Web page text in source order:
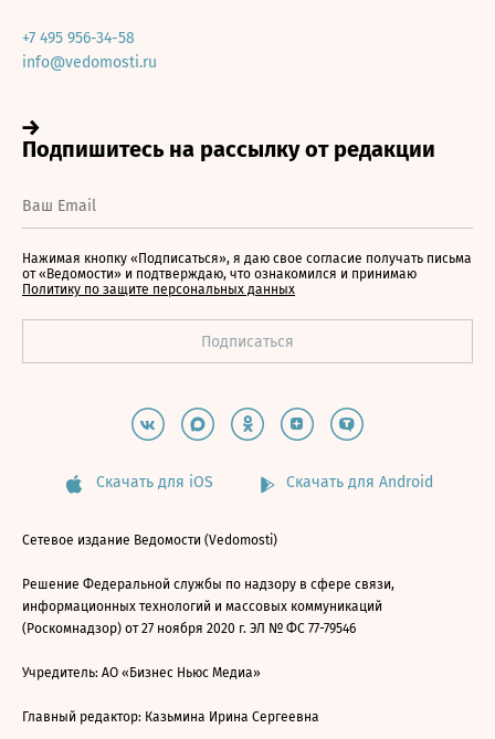
+7 495 956-34-58
info@vedomosti.ru
Нажимая кнопку «Подписаться», я даю свое согласие получать письма
от «Ведомости» и подтверждаю, что ознакомился и принимаю
Политику по защите персональных данных
Скачать для iOS Скачать для Android
Сетевое издание Ведомости (Vedomosti)
Решение Федеральной службы по надзору в сфере связи,
информационных технологий и массовых коммуникаций
(Роскомнадзор) от 27 ноября 2020 г. ЭЛ № ФС 77-79546
Учредитель: АО «Бизнес Ньюс Медиа»
Главный редактор: Казьмина Ирина Сергеевна